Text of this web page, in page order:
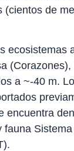
(cientos de
ecosistemas
a ~-40 m.
encuentra
fauna